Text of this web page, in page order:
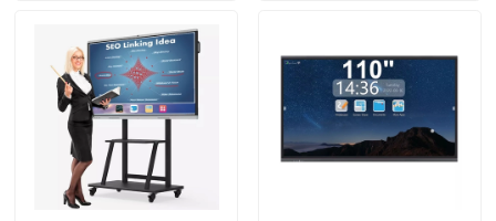
আমাদের সম্পর্কে
কারখানা ভ্রমণ